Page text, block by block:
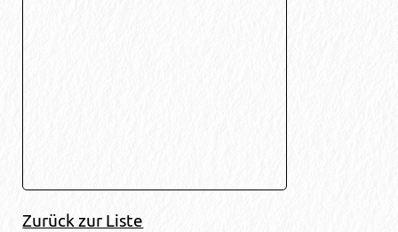
Zurück zur Liste